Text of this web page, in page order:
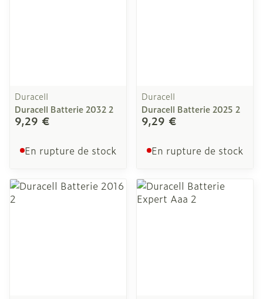
Duracell
Duracell Batterie 2032 2
9,29 €
En rupture de stock
Duracell
Duracell Batterie 2025 2
9,29 €
En rupture de stock